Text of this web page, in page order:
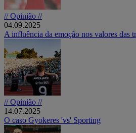
// Opinião //
04.09.2025
A influência da emoção nos valores das
// Opinião //
14.07.2025
O caso Gyokeres 'vs' Sporting